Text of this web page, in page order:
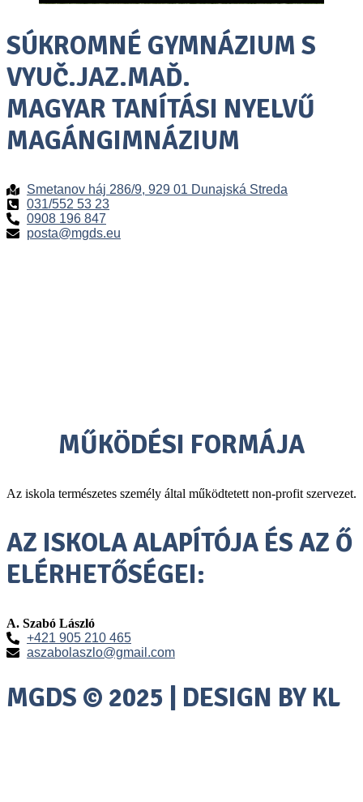
SÚKROMNÉ GYMNÁZIUM S
VYUČ.JAZ.MAĎ.
MAGYAR TANÍTÁSI NYELVŰ
MAGÁNGIMNÁZIUM
Smetanov háj 286/9, 929 01 Dunajská Streda
031/552 53 23
0908 196 847
posta@mgds.eu
MŰKÖDÉSI FORMÁJA
Az iskola természetes személy által működtetett non-profit szervezet.
AZ ISKOLA ALAPÍTÓJA ÉS AZ Ő
ELÉRHETŐSÉGEI:
A. Szabó László
+421 905 210 465
aszabolaszlo@gmail.com
MGDS © 2025 | DESIGN BY KL